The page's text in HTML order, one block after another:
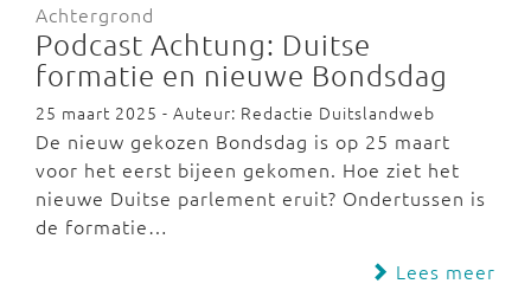
Achtergrond
Podcast Achtung: Duitse
formatie en nieuwe Bondsdag
25 maart 2025 - Auteur: Redactie Duitslandweb
De nieuw gekozen Bondsdag is op 25 maart
voor het eerst bijeen gekomen. Hoe ziet het
nieuwe Duitse parlement eruit? Ondertussen is
de formatie…
Lees meer